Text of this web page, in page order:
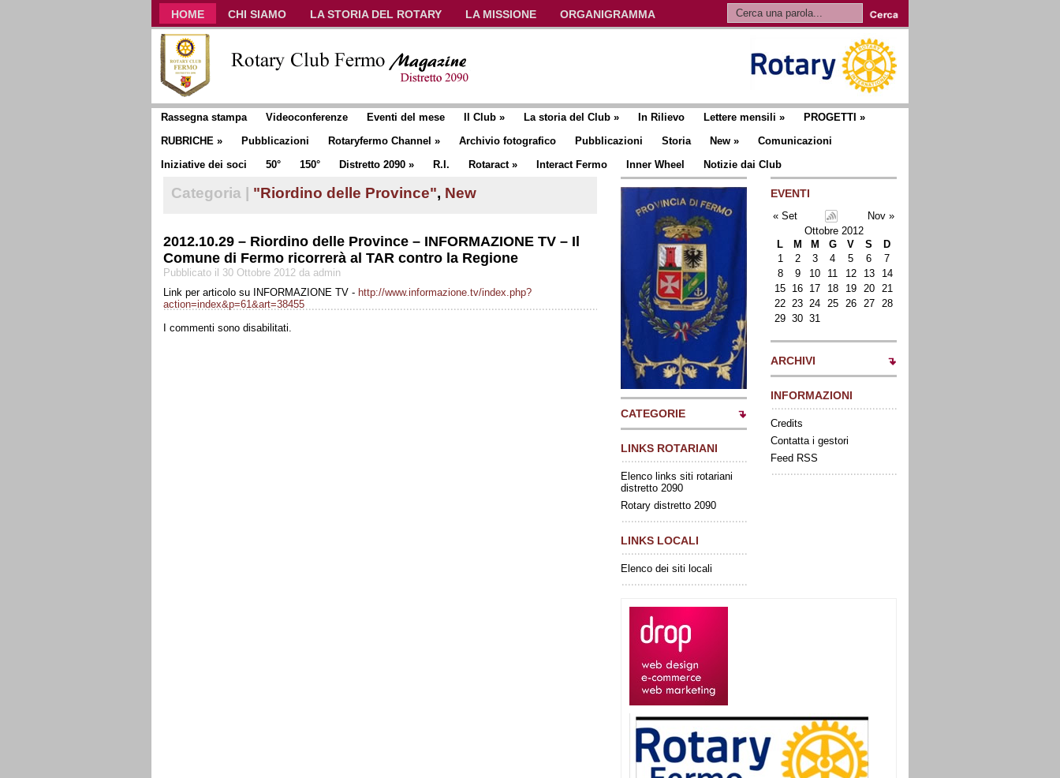
HOME CHI SIAMO LA STORIA DEL ROTARY LA MISSIONE
ORGANIGRAMMA
CLUB COMMUNICATOR
Rassegna stampa Videoconferenze Eventi del mese Il Club » La storia del Club » In Rilievo Lettere mensili » PROGETTI »
RUBRICHE » Pubblicazioni Rotaryfermo Channel » Archivio fotografico Pubblicazioni Storia New »
Comunicazioni
Iniziative dei soci
50° 150° Distretto 2090 » R.I. Rotaract» Interact Fermo Inner Wheel Notizie dai Club
Categoria | "Riordino delle Province", New
2012.10.29 – Riordino delle Province – INFORMAZIONE TV – Il
Comune di Fermo ricorrerà al TAR contro la Regione
Pubblicato il 30 Ottobre 2012 da admin
Link per articolo su INFORMAZIONE TV - http://www.informazione.tv/index.php?
action=index&p=61&art=38455
I commenti sono disabilitati.
CATEGORIE
LINKS ROTARIANI
Elenco links siti rotariani
distretto 2090
Rotary distretto 2090
LINKS LOCALI
Elenco dei siti locali
EVENTI
« Set
Nov »
Ottobre 2012
L
M M G V S
D
1
2 3 4 5 6
7
8
9 10 11 12 13
14
15 16 17 18 19 20
21
22 23 24 25 26 27
28
29 30 31
ARCHIVI
INFORMAZIONI
Credits
Contatta i gestori
Feed RSS